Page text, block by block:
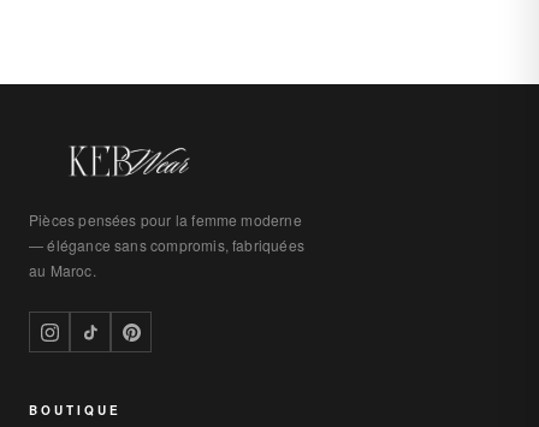
Pièces pensées pour la femme moderne
— élégance sans compromis, fabriquées
au Maroc.
BOUTIQUE